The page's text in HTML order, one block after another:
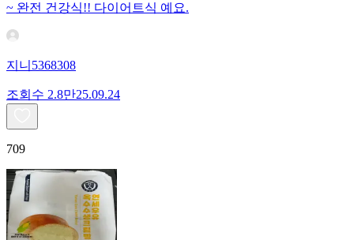
~ 완전 건강식!! 다이어트식 예요.
지니5368308
조회수 2.8만25.09.24
709